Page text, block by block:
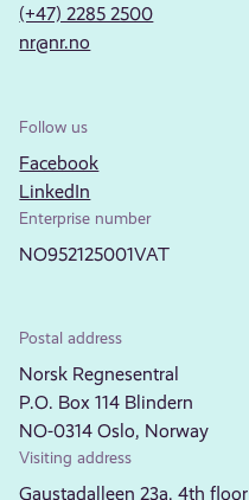
(+47) 2285 2500
nr@nr.no
Follow us
Facebook
LinkedIn
Enterprise number
NO952125001VAT
Postal address
Norsk Regnesentral
P.O. Box 114 Blindern
NO-0314 Oslo, Norway
Visiting address
Gaustadalleen 23a, 4th floor